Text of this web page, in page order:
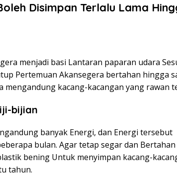
Disimpan Terlalu Lama
menjadi basi Lantaran paparan udara
Pertemuan Akansegera bertahan hingga
mengandung kacang-kacangan yang rawan
bijian
banyak Energi, dan Energi tersebut
bulan. Agar tetap segar dan Bertahan
bening Untuk menyimpan kacang-
tahun.